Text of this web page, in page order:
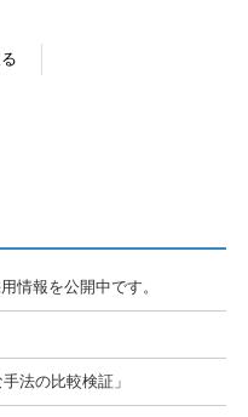
情報を公開中です。
法の比較検証」